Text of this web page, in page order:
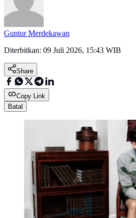
Guntur Merdekawan
Diterbitkan: 09 Juli 2026, 15:43 WIB
Share
Copy Link
Batal